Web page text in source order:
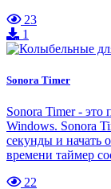
23
1
Sonora Timer
Sonora Timer - это
Windows. Sonora
секунды и начать
времени таймер
22